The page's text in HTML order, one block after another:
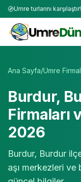
Umre turlarını karşılaştır!
Ana Sayfa/Umre
Burdur,
Firmaları
2026
Burdur, Burdur
aşı merkezleri ve